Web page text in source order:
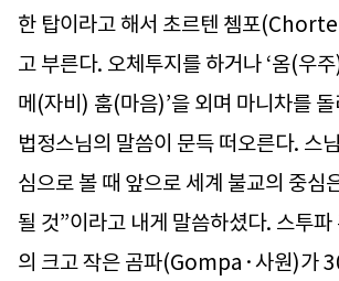
한 탑이라고 해서 초르텐 쳄포
고 부른다. 오체투지를 하거나 ‘옴(우
메(자비) 훔(마음)’을 외며 마니차를 돌
법정스님의 말씀이 문득 떠오른다. 스
심으로 볼 때 앞으로 세계 불교의 중심
될 것”이라고 내게 말씀하셨다. 스투
의 크고 작은 곰파(Gompa·사원)가